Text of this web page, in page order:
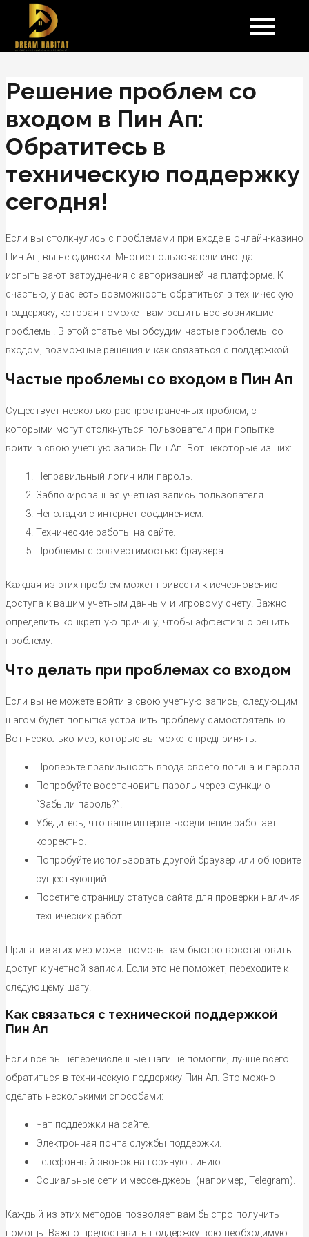
content
Решение проблем со
входом в Пин Ап:
Обратитесь в
техническую поддержку
сегодня!
Если вы столкнулись с проблемами при входе в онлайн-казино
Пин Ап, вы не одиноки. Многие пользователи иногда
испытывают затруднения с авторизацией на платформе. К
счастью, у вас есть возможность обратиться в техническую
поддержку, которая поможет вам решить все возникшие
проблемы. В этой статье мы обсудим частые проблемы со
входом, возможные решения и как связаться с поддержкой.
Частые проблемы со входом в Пин Ап
Существует несколько распространенных проблем, с
которыми могут столкнуться пользователи при попытке
войти в свою учетную запись Пин Ап. Вот некоторые из них:
Неправильный логин или пароль.
Заблокированная учетная запись пользователя.
Неполадки с интернет-соединением.
Технические работы на сайте.
Проблемы с совместимостью браузера.
Каждая из этих проблем может привести к исчезновению
доступа к вашим учетным данным и игровому счету. Важно
определить конкретную причину, чтобы эффективно решить
проблему.
Что делать при проблемах со входом
Если вы не можете войти в свою учетную запись, следующим
шагом будет попытка устранить проблему самостоятельно.
Вот несколько мер, которые вы можете предпринять:
Проверьте правильность ввода своего логина и пароля.
Попробуйте восстановить пароль через функцию
“Забыли пароль?”.
Убедитесь, что ваше интернет-соединение работает
корректно.
Попробуйте использовать другой браузер или обновите
существующий.
Посетите страницу статуса сайта для проверки наличия
технических работ.
Принятие этих мер может помочь вам быстро восстановить
доступ к учетной записи. Если это не поможет, переходите к
следующему шагу.
Как связаться с технической поддержкой
Пин Ап
Если все вышеперечисленные шаги не помогли, лучше всего
обратиться в техническую поддержку Пин Ап. Это можно
сделать несколькими способами:
Чат поддержки на сайте.
Электронная почта службы поддержки.
Телефонный звонок на горячую линию.
Социальные сети и мессенджеры (например, Telegram).
Каждый из этих методов позволяет вам быстро получить
помощь. Важно предоставить поддержку всю необходимую
Post
navigation